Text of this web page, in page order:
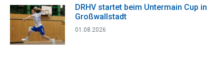
DRHV startet beim Untermain Cup in
Großwallstadt
01.08.2026